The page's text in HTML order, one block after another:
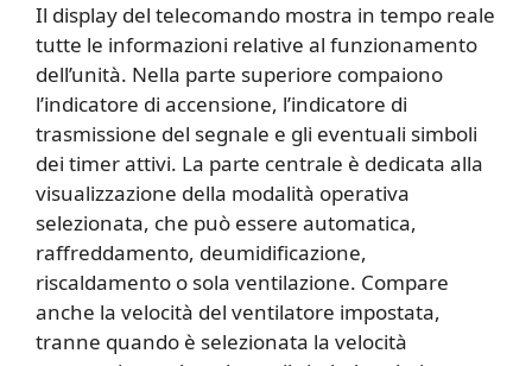
Il display del telecomando mostra in tempo reale
tutte le informazioni relative al funzionamento
dell’unità. Nella parte superiore compaiono
l’indicatore di accensione, l’indicatore di
trasmissione del segnale e gli eventuali simboli
dei timer attivi. La parte centrale è dedicata alla
visualizzazione della modalità operativa
selezionata, che può essere automatica,
raffreddamento, deumidificazione,
riscaldamento o sola ventilazione. Compare
anche la velocità del ventilatore impostata,
tranne quando è selezionata la velocità